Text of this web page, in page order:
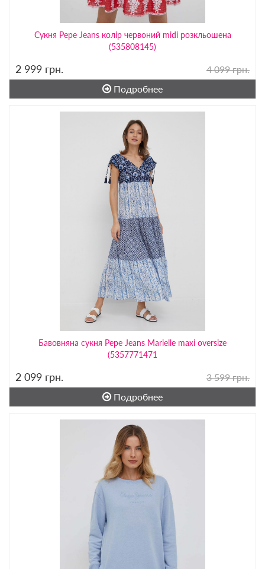
Сукня Pepe Jeans колір червоний midi розкльошена
(535808145)
2 999 грн.
4 099 грн.
Подробнее
Бавовняна сукня Pepe Jeans Marielle maxi oversize
(5357771471
2 099 грн.
3 599 грн.
Подробнее